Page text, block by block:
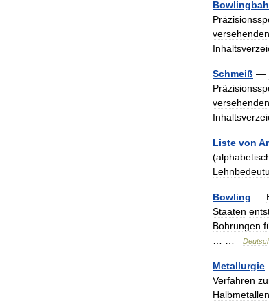
versehenden
Schmeiß —
versehenden
Liste von
(
Bowling —
Staaten
Bohrungen
Metallurgie
Verfahren
Halbmetallen